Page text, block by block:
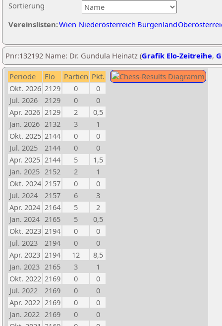
Sortierung
Vereinslisten:Wien Niederösterreich Burgenland
Pnr:132192 Name: Dr. Gundula Heinatz (Grafik Elo-Zeitreihe,
Periode Elo Partien Pkt.
Okt. 2026 2129 0
0
Jul. 2026
2129 0
0
Apr. 2026 2129 2
0,5
Jan. 2026 2132 3
1
Okt. 2025 2144 0
0
Jul. 2025
2144 0
0
Apr. 2025 2144 5
1,5
Jan. 2025 2152 2
1
Okt. 2024 2157 0
0
Jul. 2024
2157 6
3
Apr. 2024 2164 5
2
Jan. 2024 2165 5
0,5
Okt. 2023 2194 0
0
Jul. 2023
2194 0
0
Apr. 2023 2194 12
8,5
Jan. 2023 2165 3
1
Okt. 2022 2169 0
0
Jul. 2022
2169 0
0
Apr. 2022 2169 0
0
Jan. 2022 2169 0
0